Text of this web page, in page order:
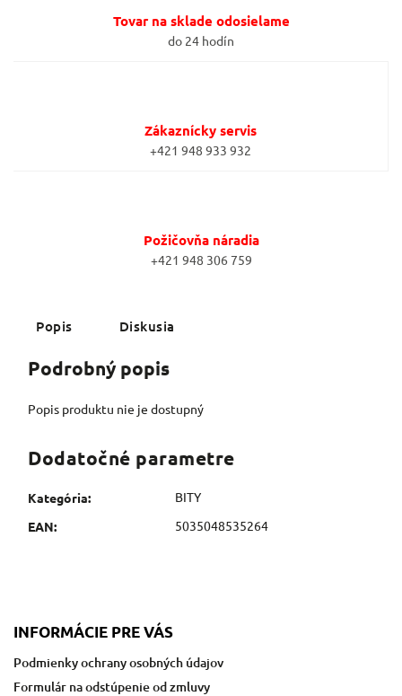
Tovar na sklade odosielame
do 24 hodín
Zákaznícky servis
+421 948 933 932
Požičovňa náradia
+421 948 306 759
Popis Diskusia
Podrobný popis
Popis produktu nie je dostupný
Dodatočné parametre
Kategória:
BITY
EAN: 5035048535264
INFORMÁCIE PRE VÁS
Podmienky ochrany osobných údajov
Formulár na odstúpenie od zmluvy